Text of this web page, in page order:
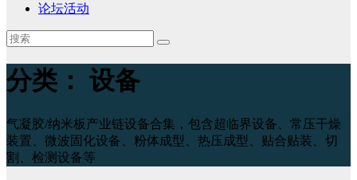
论坛活动
分类： 设备
气凝胶/纳米板产业链设备合集，包含超临界设备、常压干燥
装置、微波固化设备、粉体成型、热压成型、贴合贴装、切
割、检测设备等